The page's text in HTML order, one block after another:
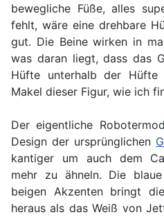
bewegliche Füße, alles
fehlt, wäre eine drehbare
gut. Die Beine wirken in
was daran liegt, dass das
Hüfte unterhalb der
Makel dieser Figur, wie ich
Der eigentliche
Design der ursprünglichen
kantiger um auch dem
mehr zu ähneln. Die
beigen Akzenten bringt
heraus als das Weiß von